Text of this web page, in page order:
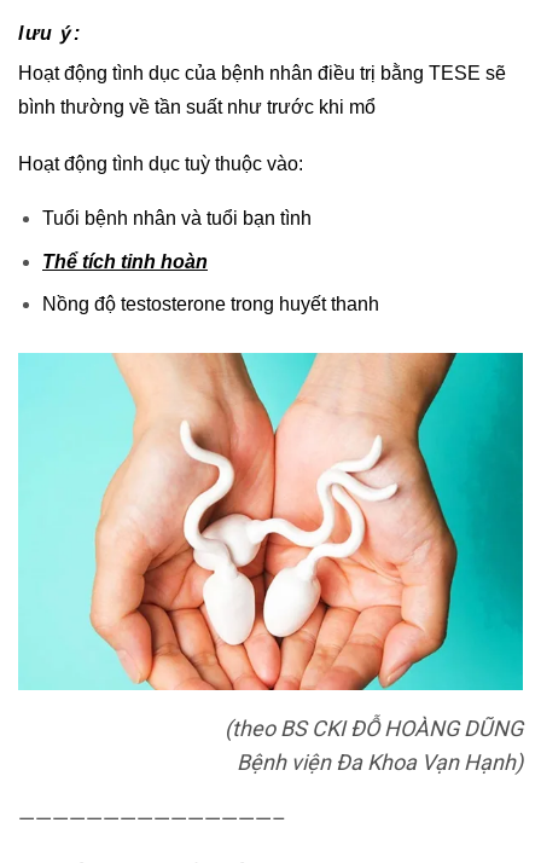
lưu ý:
Hoạt động tình dục của bệnh nhân điều trị bằng TESE sẽ
bình thường về tần suất như trước khi mổ
Hoạt động tình dục tuỳ thuộc vào:
Tuổi bệnh nhân và tuổi bạn tình
Thể tích tinh hoàn
Nồng độ testosterone trong huyết thanh
(theo BS CKI ĐỖ HOÀNG DŨNG
Bệnh viện Đa Khoa Vạn Hạnh)
———————————————–